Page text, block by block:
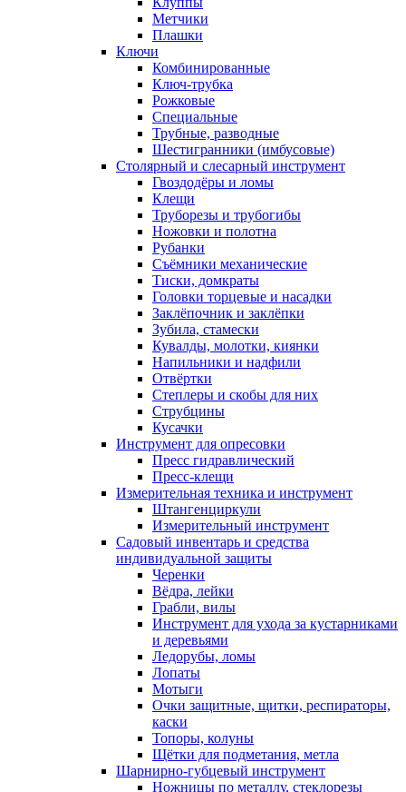
Метчики
Плашки
Ключи
Комбинированные
Ключ-трубка
Рожковые
Специальные
Трубные, разводные
Шестигранники (имбусовые)
Столярный и слесарный инструмент
Гвоздодёры и ломы
Клещи
Труборезы и трубогибы
Ножовки и полотна
Рубанки
Съёмники механические
Тиски, домкраты
Головки торцевые и насадки
Заклёпочник и заклёпки
Зубила, стамески
Кувалды, молотки, киянки
Напильники и надфили
Отвёртки
Степлеры и скобы для них
Струбцины
Кусачки
Инструмент для опресовки
Пресс гидравлический
Пресс-клещи
Измерительная техника и инструмент
Штангенциркули
Измерительный инструмент
Садовый инвентарь и средства
индивидуальной защиты
Черенки
Вёдра, лейки
Грабли, вилы
Инструмент для ухода за кустарниками
и деревьями
Ледорубы, ломы
Лопаты
Мотыги
Очки защитные, щитки, респираторы,
каски
Топоры, колуны
Щётки для подметания, метла
Шарнирно-губцевый инструмент
Ножницы по металлу, стеклорезы